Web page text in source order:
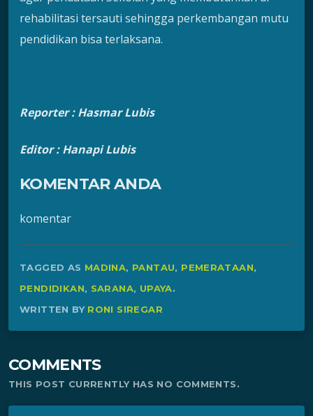
rehabilitasi tersauti sehingga perkembangan mutu
pendidikan bisa terlaksana.
Reporter : Hasmar Lubis
Editor : Hanapi Lubis
KOMENTAR ANDA
komentar
TAGGED AS MADINA, PANTAU, PEMERATAAN,
PENDIDIKAN, SARANA, UPAYA.
WRITTEN BY RONI SIREGAR
COMMENTS
THIS POST CURRENTLY HAS NO COMMENTS.